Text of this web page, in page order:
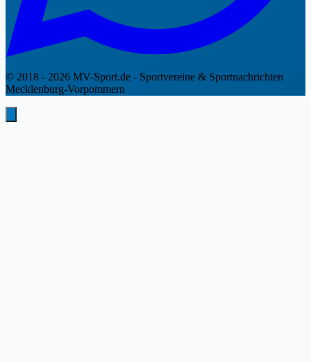
© 2018 - 2026 MV-Sport.de - Sportvereine & Sportnachrichten
Mecklenburg-Vorpommern